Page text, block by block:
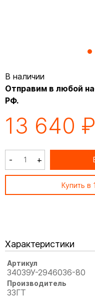
В наличии
Отправим в любой
РФ.
13 640 ₽
- +
Купить в
Характеристики
Артикул
34039У-2946036-80
Производитель
ЗЗГТ